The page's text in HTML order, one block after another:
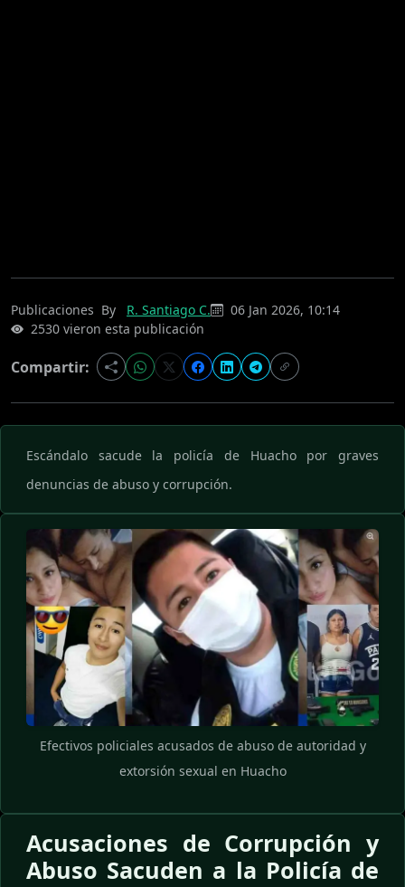
Publicaciones By R. Santiago C.
06 Jan 2026, 10:14
2530 vieron esta publicación
Compartir:
Escándalo sacude la policía de Huacho por graves
denuncias de abuso y corrupción.
Efectivos policiales acusados de abuso de autoridad y
extorsión sexual en Huacho
Acusaciones de Corrupción y
Abuso Sacuden a la Policía de